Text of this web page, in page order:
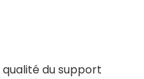
du support